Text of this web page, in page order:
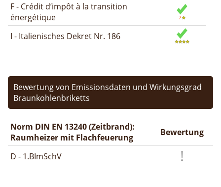
F - Crédit d’impôt à la transition
énergétique
I - Italienisches Dekret Nr. 186
Bewertung von Emissionsdaten und Wirkungsgrad
Braunkohlenbriketts
Norm DIN EN 13240 (Zeitbrand):
Raumheizer mit Flachfeuerung
Bewertung
D - 1.BImSchV